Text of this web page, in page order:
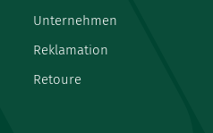
Unternehmen
Reklamation
Retoure